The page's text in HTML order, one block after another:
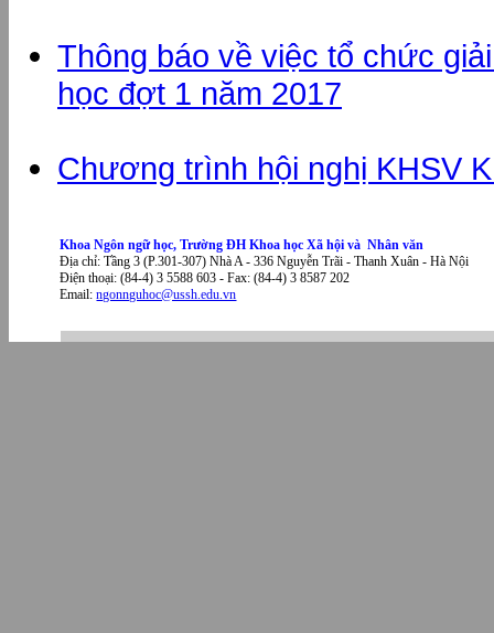
Thông báo về việc tổ chức
học đợt 1 năm 2017
Chương trình hội nghị KHSV
Khoa Ngôn ngữ học, Trường ĐH Khoa học Xã hội và Nhân văn
Địa chỉ: Tầng 3 (P.301-307) Nhà A - 336 Nguyễn Trãi - Thanh Xuân - Hà Nội
Điện thoại: (84-4) 3 5588 603 - Fax: (84-4) 3 8587 202
Email:ngonnguhoc@ussh.edu.vn